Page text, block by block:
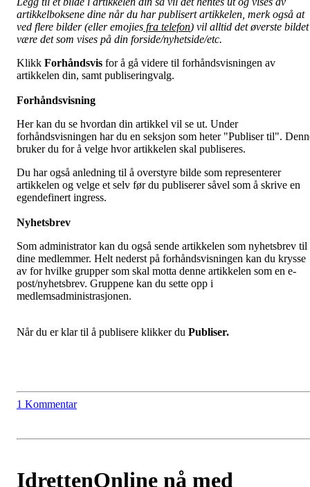
artikkelboksene dine når du har publisert artikkelen, merk også at
ved flere bilder (eller emojies fra telefon) vil alltid det øverste bildet
være det som vises på din forside/nyhetside/etc.
Klikk Forhåndsvis for å gå videre til forhåndsvisningen av
artikkelen din, samt publiseringvalg.
Forhåndsvisning
Her kan du se hvordan din artikkel vil se ut. Under
forhåndsvisningen har du en seksjon som heter "Publiser til".
bruker du for å velge hvor artikkelen skal publiseres.
Du har også anledning til å overstyre bilde som representerer
artikkelen og velge et selv før du publiserer såvel som å skrive en
egendefinert ingress.
Nyhetsbrev
Som administrator kan du også sende artikkelen som nyhetsbrev til
dine medlemmer. Helt nederst på forhåndsvisningen kan du krysse
av for hvilke grupper som skal motta denne artikkelen som en e-
post/nyhetsbrev. Gruppene kan du sette opp i
medlemsadministrasjonen.
Når du er klar til å publisere klikker du Publiser.
1 Kommentar
IdrettenOnline nå med